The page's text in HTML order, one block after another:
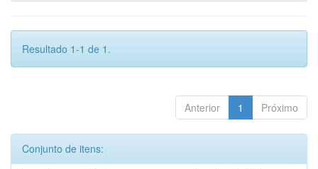
Resultado 1-1 de 1.
Anterior 1 Próximo
Conjunto de itens: